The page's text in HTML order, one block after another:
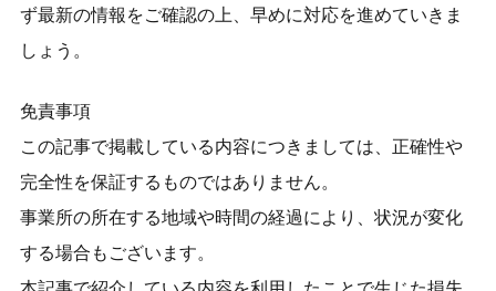
ず最新の情報をご確認の上、早めに対応を進めていきま
しょう。
免責事項
この記事で掲載している内容につきましては、正確性や
完全性を保証するものではありません。
事業所の所在する地域や時間の経過により、状況が変化
する場合もございます。